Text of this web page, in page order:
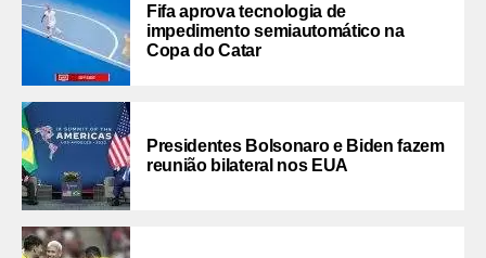
Fifa aprova tecnologia de
impedimento semiautomático na
Copa do Catar
Presidentes Bolsonaro e Biden fazem
reunião bilateral nos EUA